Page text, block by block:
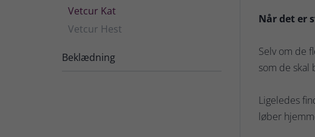
Vetcur Kat
Vetcur Hest
Beklædning
Når det er
Selv om de
som de skal
Ligeledes
løber